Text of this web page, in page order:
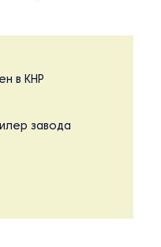
в КНР
завода